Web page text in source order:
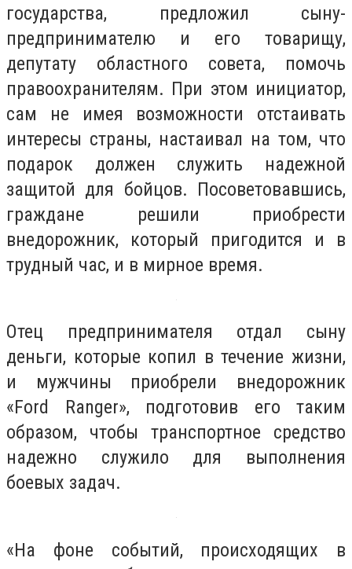
государства, предложил сыну-
предпринимателю и его товарищу,
депутату областного совета, помочь
правоохранителям. При этом инициатор,
сам не имея возможности отстаивать
интересы страны, настаивал на том, что
подарок должен служить надежной
защитой для бойцов. Посоветовавшись,
граждане решили приобрести
внедорожник, который пригодится и в
трудный час, и в мирное время.
Отец предпринимателя отдал сыну
деньги, которые копил в течение жизни,
и мужчины приобрели внедорожник
«Ford Ranger», подготовив его таким
образом, чтобы транспортное средство
надежно служило для выполнения
боевых задач.
«На фоне событий, происходящих в